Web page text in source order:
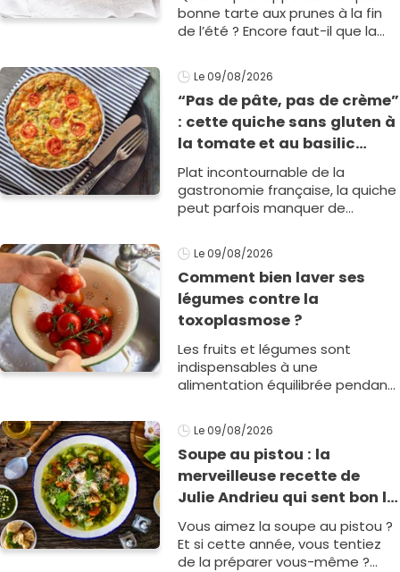
bonne tarte aux prunes à la fin
de l’été ? Encore faut-il que la
les fr1
Le 09/08/2026
“Pas de pâte, pas de crème”
: cette quiche sans gluten à
la tomate et au basilic
coche toutes les cases pour
cet été
Plat incontournable de la
gastronomie française, la quiche
peut parfois manquer de
crème. Mais la chroniqueuse
food de la matinal1
Le 09/08/2026
Comment bien laver ses
légumes contre la
toxoplasmose ?
Les fruits et légumes sont
indispensables à une
alimentation équilibrée pendant
mal lavés, ils peuvent présenter
un risque1
Le 09/08/2026
Soupe au pistou : la
merveilleuse recette de
Julie Andrieu qui sent bon le
Sud
Vous aimez la soupe au pistou ?
Et si cette année, vous tentiez
de la préparer vous-même ?